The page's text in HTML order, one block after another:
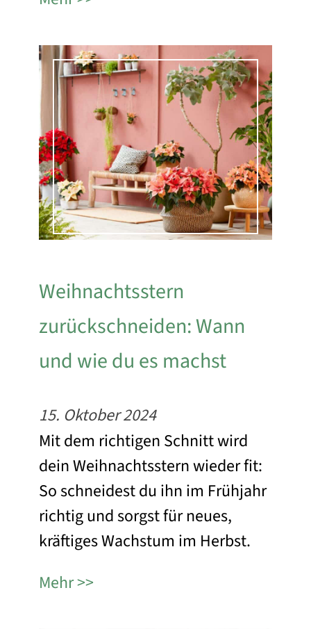
Weihnachtsstern
zurückschneiden: Wann
und wie du es machst
15. Oktober 2024
Mit dem richtigen Schnitt wird
dein Weihnachtsstern wieder fit:
So schneidest du ihn im Frühjahr
richtig und sorgst für neues,
kräftiges Wachstum im Herbst.
Mehr